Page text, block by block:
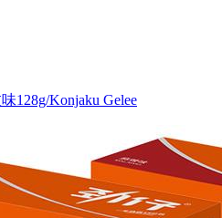
128g/Konjaku Gelee